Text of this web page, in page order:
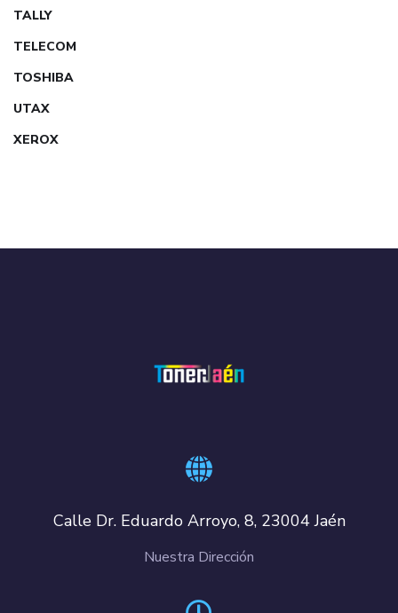
TALLY
TELECOM
TOSHIBA
UTAX
XEROX
Calle Dr. Eduardo Arroyo, 8, 23004 Jaén
Nuestra Dirección